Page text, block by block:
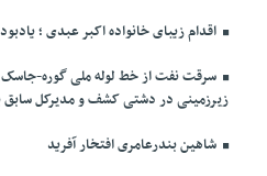
اقدام زیبای خانواده اکبر عبدی ؛
سرقت نفت از خط لوله ملی گوره-جاسک
زیرزمینی در دشتی کشف و مدیرکل
شاهین بندرعامری افتخار آفرید